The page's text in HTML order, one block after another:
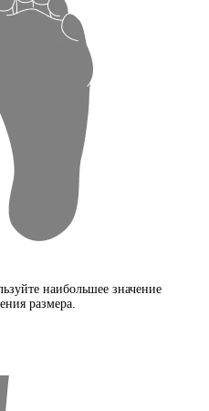
наибольшее значение
размера.